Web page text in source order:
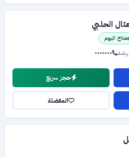
الحلبي
متاح اليوم
رشد •••••••
حجز سريع
المفضلة